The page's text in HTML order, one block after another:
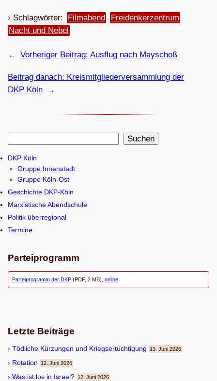
Schlagwörter: Filmabend
Freidenkerzentrum
Nacht und Nebel
← Vorheriger Beitrag: Aus­flug nach Mayschoß
Beitrag danach: Kreis­mit­glie­der­ver­samm­lung der
DKP Köln
→
c
h
e
n
Suchen
DKP Köln
Gruppe Innenstadt
Gruppe Köln-Ost
Geschichte DKP-Köln
Marxistische Abendschule
Politik überregional
Termine
Parteiprogramm
Parteiprogramm der DKP (PDF, 2 MB), online
Letzte Beiträge
Töd­li­che Kür­zun­gen und Kriegsertüchtigung 13. Juni 2026
Rota­tion 12. Juni 2026
Was ist los in Israel? 12. Juni 2026